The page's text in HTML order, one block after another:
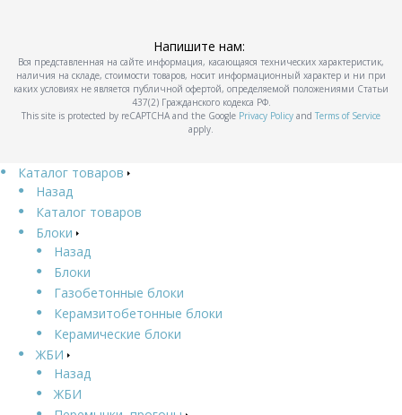
Напишите нам:
Вся представленная на сайте информация, касающаяся технических характеристик,
наличия на складе, стоимости товаров, носит информационный характер и ни при
каких условиях не является публичной офертой, определяемой положениями Статьи
437(2) Гражданского кодекса РФ.
This site is protected by reCAPTCHA and the Google Privacy Policy and Terms of Service
apply.
Каталог товаров
Назад
Каталог товаров
Блоки
Назад
Блоки
Газобетонные блоки
Керамзитобетонные блоки
Керамические блоки
ЖБИ
Назад
ЖБИ